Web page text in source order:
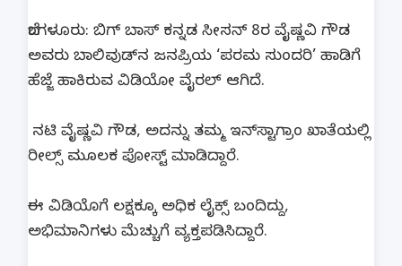
ಬೆಂಗಳೂರು: ಬಿಗ್ ಬಾಸ್ ಕನ್ನಡ ಸೀಸನ್ 8ರ ವೈಷ್ಣವಿ ಗೌಡ
ಅವರು ಬಾಲಿವುಡ್‌ನ ಜನಪ್ರಿಯ ‘ಪರಮ ಸುಂದರಿ’ ಹಾಡಿಗೆ
ಹೆಜ್ಜೆ ಹಾಕಿರುವ ವಿಡಿಯೋ ವೈರಲ್ ಆಗಿದೆ.
ನಟಿ ವೈಷ್ಣವಿ ಗೌಡ, ಅದನ್ನು ತಮ್ಮ ಇನ್‌ಸ್ಟಾಗ್ರಾಂ ಖಾತೆಯಲ್ಲಿ
ರೀಲ್ಸ್ ಮೂಲಕ ಪೋಸ್ಟ್ ಮಾಡಿದ್ದಾರೆ.
ಈ ವಿಡಿಯೊಗೆ ಲಕ್ಷಕ್ಕೂ ಅಧಿಕ ಲೈಕ್ಸ್ ಬಂದಿದ್ದು,
ಅಭಿಮಾನಿಗಳು ಮೆಚ್ಚುಗೆ ವ್ಯಕ್ತಪಡಿಸಿದ್ದಾರೆ.